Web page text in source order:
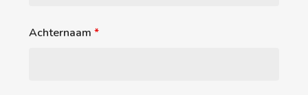
Achternaam *